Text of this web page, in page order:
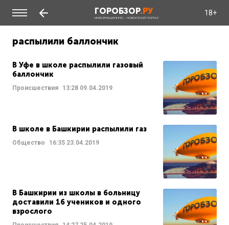
ГОРОБЗОР.РУ
ИНФОРМАЦИОННО - НОВОСТНОЙ ПОРТАЛ
18+
распылили баллончик
В Уфе в школе распылили газовый
баллончик
Происшествия 13:28 09.04.2019
В школе в Башкирии распылили газ
Общество 16:35 23.04.2019
В Башкирии из школы в больницу
доставили 16 учеников и одного
взрослого